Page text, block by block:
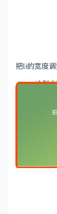
把li的宽度